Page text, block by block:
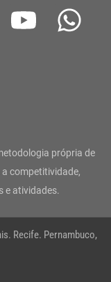
Y
b
e
W
a
p
própria de
competitividade,
e atividades.
Recife. Pernambuco,